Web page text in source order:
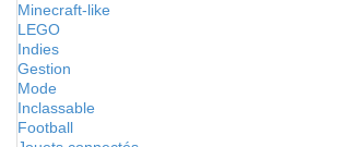
Minecraft-like
LEGO
Indies
Gestion
Mode
Inclassable
Football